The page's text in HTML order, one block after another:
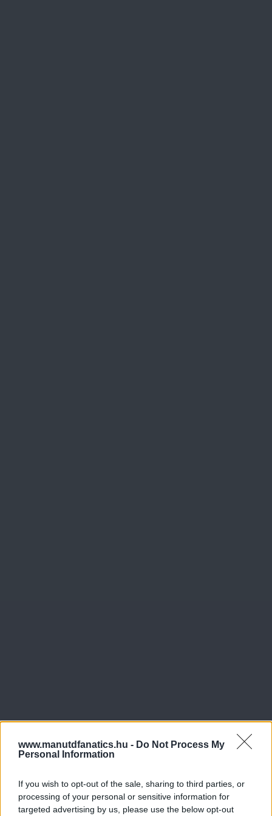
www.manutdfanatics.hu - Do Not Process My
Personal Information
If you wish to opt-out of the sale, sharing to third parties, or
processing of your personal or sensitive information for
targeted advertising by us, please use the below opt-out